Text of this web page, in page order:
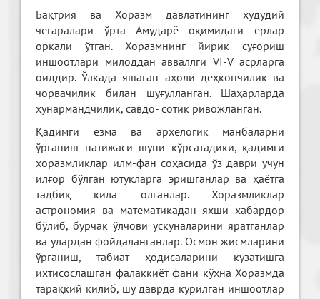
Бақтрия ва Хоразм давлатининг худудий
чегаралари ўрта Амударё оқимидаги ерлар
орқали ўтган. Хоразмнинг йирик суғориш
иншоотлари милоддан авваллги VI-V асрларга
оиддир. Ўлкада яшаган аҳоли деҳқончилик ва
чорвачилик билан шуғулланган. Шаҳарларда
ҳунармандчилик, савдо- сотиқ ривожланган.
Қадимги ёзма ва архелогик манбаларни
ўрганиш натижаси шуни кўрсатадики, қадимги
хоразмликлар илм-фан соҳасида ўз даври учун
илғор бўлган ютуқларга эришганлар ва ҳаётга
тадбиқ қила олганлар. Хоразмликлар
астрономия ва математикадан яхши хабардор
бўлиб, бурчак ўлчови ускуналарини яратганлар
ва улардан фойдаланганлар. Осмон жисмларини
ўрганиш, табиат ҳодисаларини кузатишга
ихтисослашган фалаккиёт фани кўҳна Хоразмда
тараққий қилиб, шу даврда қурилган иншоотлар